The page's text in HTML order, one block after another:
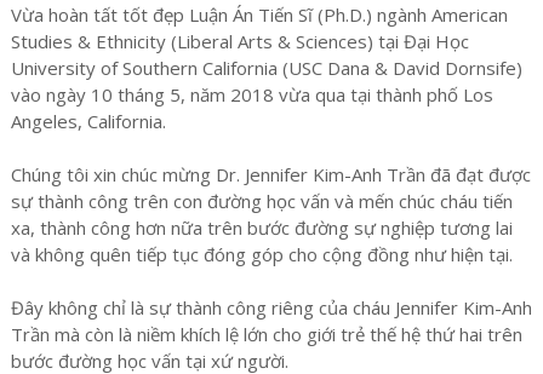
Vừa hoàn tất tốt đẹp Luận Án Tiến Sĩ (Ph.D.) ngành American
Studies & Ethnicity (Liberal Arts & Sciences) tại Đại Học
University of Southern California (USC Dana & David Dornsife)
vào ngày 10 tháng 5, năm 2018 vừa qua tại thành phố Los
Angeles, California.
Chúng tôi xin chúc mừng Dr. Jennifer Kim-Anh Trần đã đạt được
sự thành công trên con đường học vấn và mến chúc cháu tiến
xa, thành công hơn nữa trên bước đường sự nghiệp tương lai
và không quên tiếp tục đóng góp cho cộng đồng như hiện tại.
Đây không chỉ là sự thành công riêng của cháu Jennifer Kim-Anh
Trần mà còn là niềm khích lệ lớn cho giới trẻ thế hệ thứ hai trên
bước đường học vấn tại xứ người.